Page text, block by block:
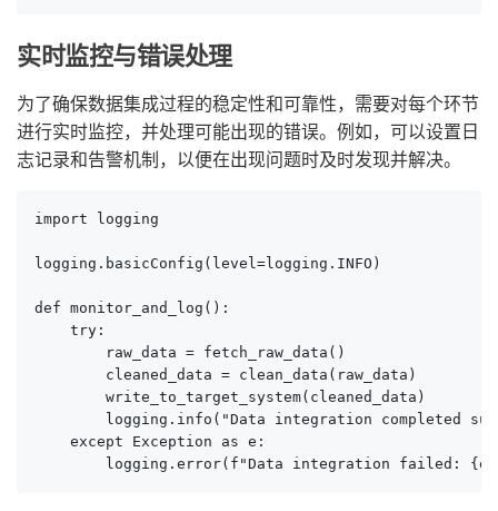
实时监控与错误处理
为了确保数据集成过程的稳定性和可靠性，需要对每个环节
进行实时监控，并处理可能出现的错误。例如，可以设置日
志记录和告警机制，以便在出现问题时及时发现并解决。
import logging
logging.basicConfig(level=logging.INFO)
def monitor_and_log():
    try:
        raw_data = fetch_raw_data()
        cleaned_data = clean_data(raw_data)
        write_to_target_system(cleaned_data)
logging.info("Data integration completed
    except Exception as e:
logging.error(f"Data integration failed: